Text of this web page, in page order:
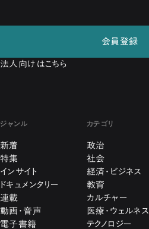
会員登録
法人向けはこちら
ジャンル
新着
特集
インサイト
ドキュメンタリー
連載
動画・音声
電子書籍
カテゴリ
政治
社会
経済・ビジネス
教育
カルチャー
医療・ウェルネス
テクノロジー